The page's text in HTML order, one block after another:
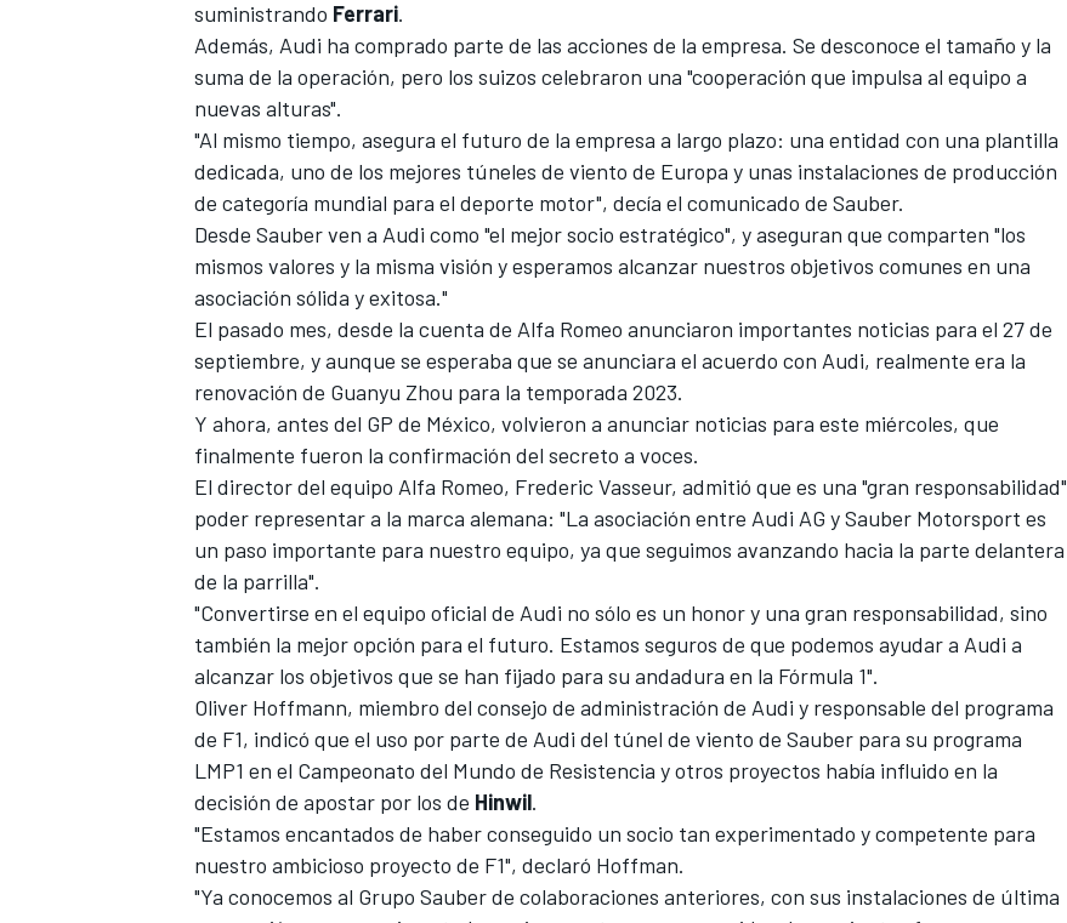
suministrando Ferrari.
Además, Audi ha comprado parte de las acciones de la empresa. Se desconoce el tamaño y la
suma de la operación, pero los suizos celebraron una "cooperación que impulsa al equipo a
nuevas alturas".
"Al mismo tiempo, asegura el futuro de la empresa a largo plazo: una entidad con una plantilla
dedicada, uno de los mejores túneles de viento de Europa y unas instalaciones de producción
de categoría mundial para el deporte motor", decía el comunicado de Sauber.
Desde Sauber ven a Audi como "el mejor socio estratégico", y aseguran que comparten "los
mismos valores y la misma visión y esperamos alcanzar nuestros objetivos comunes en una
asociación sólida y exitosa."
El pasado mes, desde la cuenta de Alfa Romeo anunciaron importantes noticias para el 27 de
septiembre, y aunque se esperaba que se anunciara el acuerdo con Audi, realmente era la
renovación de Guanyu Zhou para la temporada 2023.
Y ahora, antes del GP de México, volvieron a anunciar noticias para este miércoles, que
finalmente fueron la confirmación del secreto a voces.
El director del equipo Alfa Romeo, Frederic Vasseur, admitió que es una "gran responsabilidad"
poder representar a la marca alemana: "La asociación entre Audi AG y Sauber Motorsport es
un paso importante para nuestro equipo, ya que seguimos avanzando hacia la parte delantera
de la parrilla".
"Convertirse en el equipo oficial de Audi no sólo es un honor y una gran responsabilidad, sino
también la mejor opción para el futuro. Estamos seguros de que podemos ayudar a Audi a
alcanzar los objetivos que se han fijado para su andadura en la Fórmula 1".
Oliver Hoffmann, miembro del consejo de administración de Audi y responsable del programa
de F1, indicó que el uso por parte de Audi del túnel de viento de Sauber para su programa
LMP1 en el Campeonato del Mundo de Resistencia y otros proyectos había influido en la
decisión de apostar por los de Hinwil.
"Estamos encantados de haber conseguido un socio tan experimentado y competente para
nuestro ambicioso proyecto de F1", declaró Hoffman.
"Ya conocemos al Grupo Sauber de colaboraciones anteriores, con sus instalaciones de última